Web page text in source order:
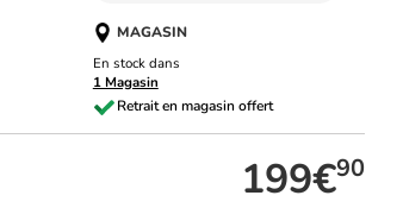
MAGASIN
En stock dans
1 Magasin
199€90